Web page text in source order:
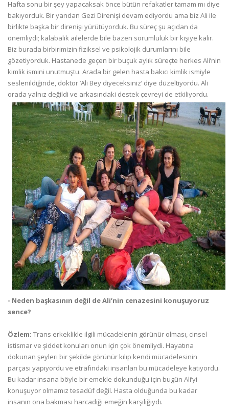
Hafta sonu bir şey yapacaksak önce bütün refakatler tamam mı diye
bakıyorduk. Bir yandan Gezi Direnişi devam ediyordu ama biz Ali ile
birlikte başka bir direnişi yürütüyorduk. Bu süreç şu açıdan da
önemliydi; kalabalık ailelerde bile bazen sorumluluk bir kişiye kalır.
Biz burada birbirimizin fiziksel ve psikolojik durumlarını bile
gözetiyorduk. Hastanede geçen bir buçuk aylık süreçte herkes Ali’nin
kimlik ismini unutmuştu. Arada bir gelen hasta bakıcı kimlik ismiyle
seslenildiğinde, doktor ’Ali Bey diyeceksiniz’ diye düzeltiyordu. Ali
orada yalnız değildi ve arkasındaki destek çevreyi de etkiliyordu.
- Neden başkasının değil de Ali’nin cenazesini konuşuyoruz
sence?
Özlem: Trans erkeklikle ilgili mücadelenin görünür olması, cinsel
istismar ve şiddet konuları onun için çok önemliydi. Hayatına
dokunan şeyleri bir şekilde görünür kılıp kendi mücadelesinin
parçası yapıyordu ve etrafındaki insanları bu mücadeleye katıyordu.
Bu kadar insana böyle bir emekle dokunduğu için bugün Ali’yi
konuşuyor olmamız tesadüf değil. Hasta olduğunda bu kadar
insanın ona bakması harcadığı emeğin karşılığıydı.